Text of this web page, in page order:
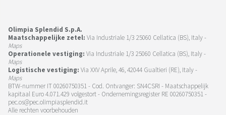
Olimpia Splendid S.p.A.
Maatschappelijke zetel: Via Industriale 1/3 25060 Cellatica (BS), Italy -
Maps
Operationele vestiging: Via Industriale 1/3 25060 Cellatica (BS), Italy -
Maps
Logistische vestiging: Via XXV Aprile, 46, 42044 Gualtieri (RE), Italy -
Maps
BTW-nummer IT 00260750351 - Cod. Ontvanger: SN4CSRI - Maatschappelijk
kapitaal Euro 4.071.429 volgestort - Ondernemingsregister RE 00260750351 -
pec.os@pec.olimpiasplendid.it
Alle rechten voorbehouden